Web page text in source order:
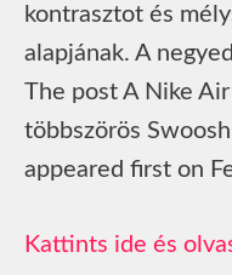
kontrasztot és
alapjának. A
The post A Nike
többszörös
appeared first on